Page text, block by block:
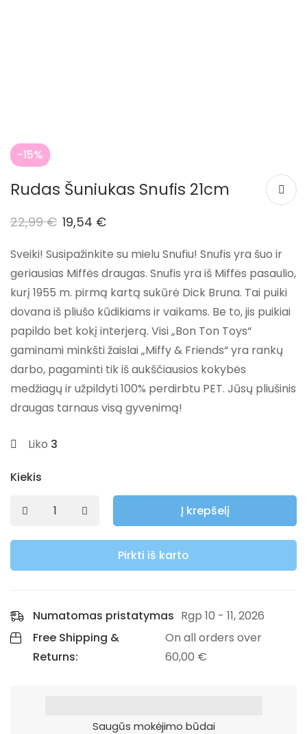
-15%
Rudas Šuniukas Snufis 21cm
22,99€ 19,54 €
Sveiki! Susipažinkite su mielu Snufiu! Snufis yra šuo ir
geriausias Miffės draugas. Snufis yra iš Miffės pasaulio,
kurį 1955 m. pirmą kartą sukūrė Dick Bruna. Tai puiki
dovana iš pliušo kūdikiams ir vaikams. Be to, jis puikiai
papildo bet kokį interjerą. Visi „Bon Ton Toys“
gaminami minkšti žaislai „Miffy & Friends“ yra rankų
darbo, pagaminti tik iš aukščiausios kokybės
medžiagų ir užpildyti 100% perdirbtu PET. Jūsų pliušinis
draugas tarnaus visą gyvenimą!
Liko 3
Kiekis
Į krepšelį
Pirkti iš karto
Numatomas pristatymas Rgp 10 - 11, 2026
Free Shipping &
Returns:
On all orders over
60,00 €
Saugūs mokėjimo būdai